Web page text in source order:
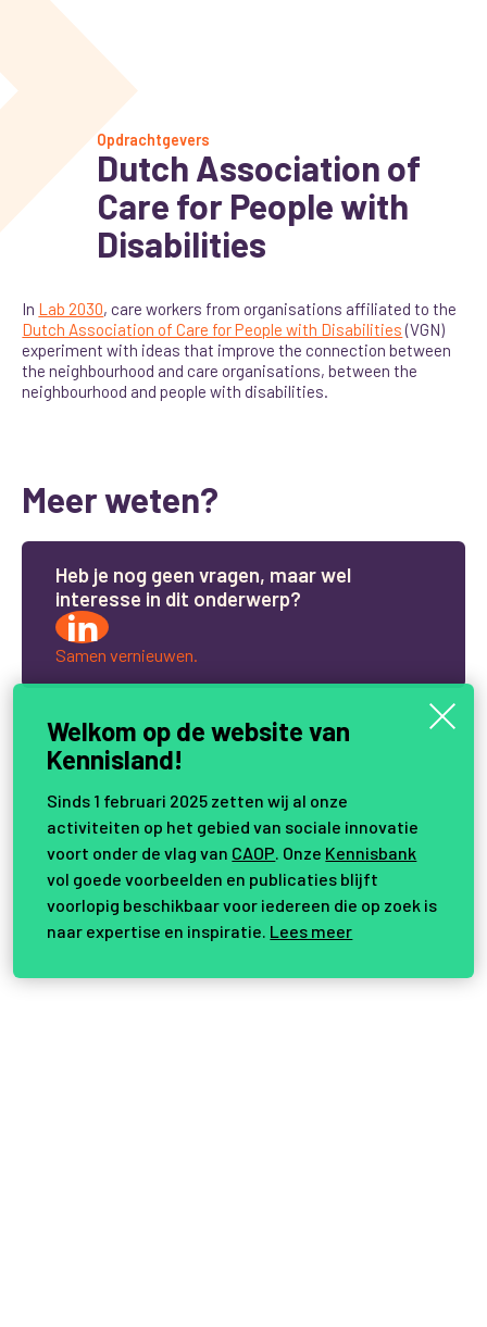
Opdrachtgevers
Dutch Association of
Care for People with
Disabilities
In Lab 2030, care workers from organisations affiliated to the
Dutch Association of Care for People with Disabilities(VGN)
experiment with ideas that improve the connection between
the neighbourhood and care organisations, between the
neighbourhood and people with disabilities.
Meer weten?
Heb je nog geen vragen, maarwel
interesse in dit onderwerp?
Samen vernieuwen.
Welkom op de website van
Kennisland!
Sinds 1 februari 2025 zetten wij al onze
activiteiten op het gebied van sociale innovatie
voort onder de vlag van CAOP . Onze Kennisbank
vol goede voorbeelden en publicaties blijft
voorlopig beschikbaar voor iedereen die op zoek is
naar expertise en inspiratie. Lees meer